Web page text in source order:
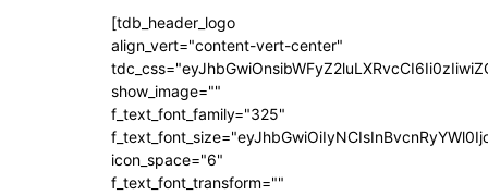
[tdb_header_logo
align_vert="content-vert-center"
show_image=""
f_text_font_family="325"
icon_space="6"
f_text_font_transform=""